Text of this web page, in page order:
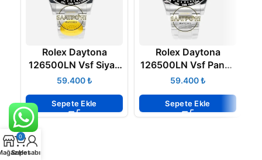
Rolex Daytona
126500LN Vsf Siyah
Kadran 904L Oyster
ETA
₺
Sepete Ekle
Rolex Daytona
126500LN Vsf Panda
904L Oyster 4131
₺
Sepete Ekle
0
Sepet
Hesabım